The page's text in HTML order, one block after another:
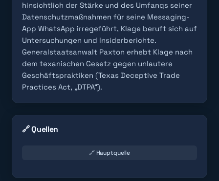
hinsichtlich der Stärke und des Umfangs seiner
Datenschutzmaßnahmen für seine Messaging-
App WhatsApp irregeführt, Klage beruft sich auf
Untersuchungen und Insiderberichte.
Generalstaatsanwalt Paxton erhebt Klage nach
dem texanischen Gesetz gegen unlautere
Geschäftspraktiken (Texas Deceptive Trade
Practices Act, „DTPA“).
🔗 Quellen
🔗 Hauptquelle